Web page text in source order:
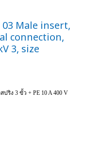
03 Male insert,
connection,
3, size
ริง 3 ขั้ว + PE 10 A 400 V